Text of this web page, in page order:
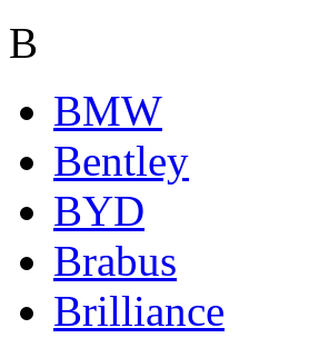
B
BMW
Bentley
BYD
Brabus
Brilliance